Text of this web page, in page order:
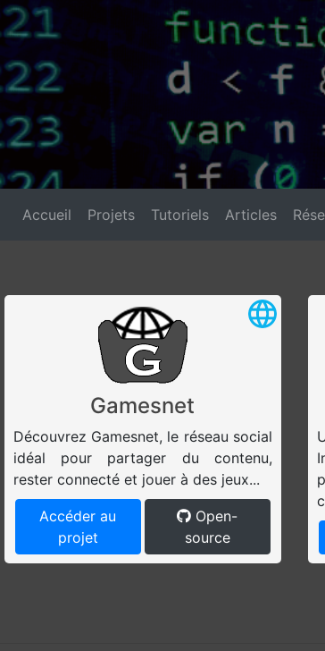
Accueil Projets Tutoriels Articles
Gamesnet
Découvrez Gamesnet, le réseau social
idéal pour partager du contenu,
rester connecté et jouer à des jeux...
Accéder au
projet
Open-
source